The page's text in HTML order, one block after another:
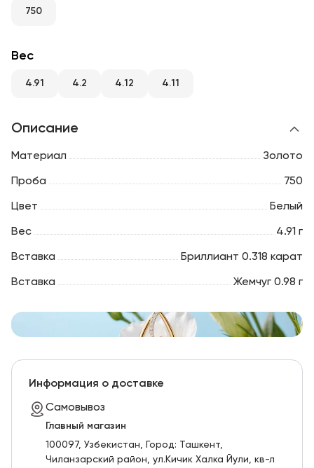
RU
750
Вес
4.91 4.2 4.12 4.11
Описание
Материал Золото
Проба 750
Цвет Белый
Вес 4.91 г
Вставка Бриллиант 0.318 карат
Вставка Жемчуг 0.98 г
Информация о доставке
Самовывоз
Главный магазин
100097, Узбекистан, Город: Ташкент,
Чиланзарский pайон, ул.Кичик Халка Йули, кв-л